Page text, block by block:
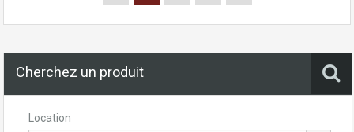
Cherchez un produit
Location